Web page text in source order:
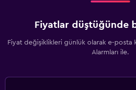
Fiyatlar düştüğünde
Fiyat değişiklikleri günlük olarak e-posta
Alarmları ile.